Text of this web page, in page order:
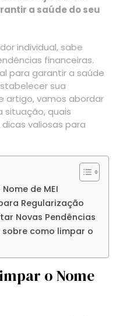
a saúde do seu
individual, sabe
financeiras.
para garantir a saúde
sua
artigo, vamos abordar
situação, quais
valiosas para
de MEI
Regularização
Novas Pendências
sobre como limpar o
o Nome